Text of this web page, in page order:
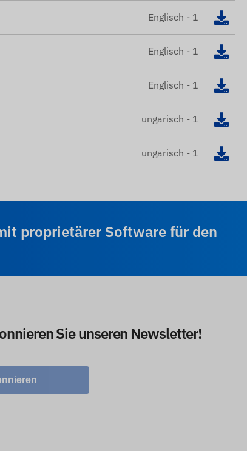
Englisch - 1
Englisch - 1
Englisch - 1
ungarisch - 1
ungarisch - 1
proprietärer Software für den
Sie unseren Newsletter!